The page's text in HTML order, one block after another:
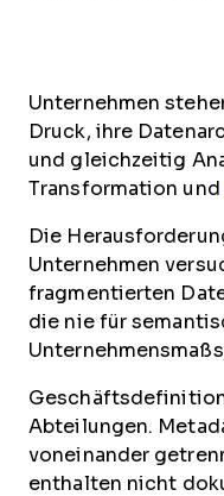
Unternehmen
Druck, ihre
und gleichzeitig
Transformation und
Die
Unternehmen
fragmentierten
die nie für
Abteilungen.
voneinander
enthalten nicht